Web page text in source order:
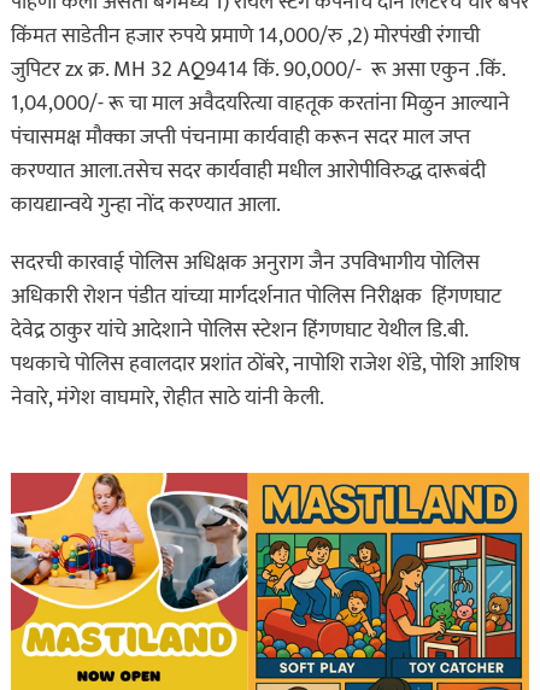
किंमत साडेतीन हजार रुपये प्रमाणे 14,000/रु ,2) मोरपंखी रंगाची
जुपिटर zx क्र. MH 32 AQ9414 किं. 90,000/- रू असा एकुन .किं.
1,04,000/- रू चा माल अवैदयरित्या वाहतूक करतांना मिळुन आल्याने
पंचासमक्ष मौक्का जप्ती पंचनामा कार्यवाही करून सदर माल जप्त
करण्यात आला.तसेच सदर कार्यवाही मधील आरोपीविरुद्ध दारूबंदी
कायद्यान्वये गुन्हा नोंद करण्यात आला.
सदरची कारवाई पोलिस अधिक्षक अनुराग जैन उपविभागीय पोलिस
अधिकारी रोशन पंडीत यांच्या मार्गदर्शनात पोलिस निरीक्षक हिंगणघाट
देवेद्र ठाकुर यांचे आदेशाने पोलिस स्टेशन हिंगणघाट येथील डि.बी.
पथकाचे पोलिस हवालदार प्रशांत ठोंबरे, नापोशि राजेश शेंडे, पोशि आशिष
नेवारे, मंगेश वाघमारे, रोहीत साठे यांनी केली.